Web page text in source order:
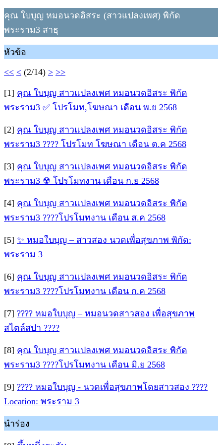
คุณ ใบบุญ หมอนวดอิสระ (สาวแปลงเพศ) พิกัด
พระราม3 สาธุ
หัวข้อ
<< < (2/14) > >>
[1] คุณ ใบบุญ สาวแปลงเพศ หมอนวดอิสระ พิกัด
พระราม3 ✅ โปรโมท,โฆษณา เดือน พ.ย 2568
[2] คุณ ใบบุญ สาวแปลงเพศ หมอนวดอิสระ พิกัด
พระราม3 ???? โปรโมท โฆษณา เดือน ต.ค 2568
[3] คุณ ใบบุญ สาวแปลงเพศ หมอนวดอิสระ พิกัด
พระราม3 ☢ โปรโมทงาน เดือน ก.ย 2568
[4] คุณ ใบบุญ สาวแปลงเพศ หมอนวดอิสระ พิกัด
พระราม3 ????โปรโมทงาน เดือน ส.ค 2568
[5] ✨ หมอใบบุญ – สาวสอง นวดเพื่อสุขภาพ พิกัด:
พระราม 3
[6] คุณ ใบบุญ สาวแปลงเพศ หมอนวดอิสระ พิกัด
พระราม3 ????โปรโมทงาน เดือน ก.ค 2568
[7] ???? หมอใบบุญ – หมอนวดสาวสอง เพื่อสุขภาพ
สไตล์สปา ????
[8] คุณ ใบบุญ สาวแปลงเพศ หมอนวดอิสระ พิกัด
พระราม3 ????โปรโมทงาน เดือน มิ.ย 2568
[9] ???? หมอใบบุญ - นวดเพื่อสุขภาพโดยสาวสอง ????
Location: พระราม 3
นำร่อง